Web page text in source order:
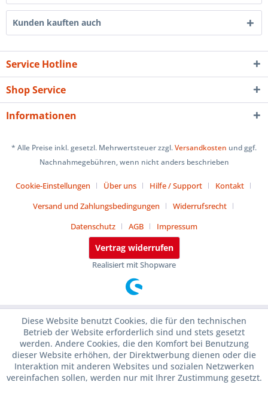
Kunden kauften auch
Service Hotline
Shop Service
Informationen
* Alle Preise inkl. gesetzl. Mehrwertsteuer zzgl.Versandkosten und ggf.
Nachnahmegebühren, wenn nicht anders beschrieben
Cookie-Einstellungen Über uns Hilfe / Support
Kontakt
Versand und Zahlungsbedingungen
Widerrufsrecht
Datenschutz
AGB Impressum
Vertrag widerrufen
Realisiert mit Shopware
Diese Website benutzt Cookies, die für den technischen
Betrieb der Website erforderlich sind und stets gesetzt
werden. Andere Cookies, die den Komfort bei Benutzung
dieser Website erhöhen, der Direktwerbung dienen oder die
Interaktion mit anderen Websites und sozialen Netzwerken
vereinfachen sollen, werden nur mit Ihrer Zustimmung gesetzt.